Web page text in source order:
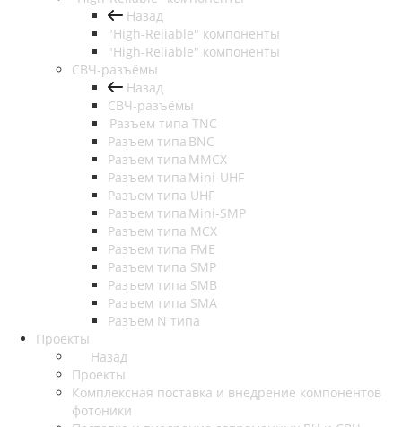
Назад
"High-Reliable" компоненты
"High-Reliable" компоненты
СВЧ-разъёмы
Назад
СВЧ-разъёмы
Разъем типа TNC
Разъем типа BNC
Разъем типа MMCX
Разъем типа Mini-UHF
Разъем типа UHF
Разъем типа Mini-SMP
Разъем типа MCX
Разъем типа FME
Разъем типа SMP
Разъем типа SMB
Разъем типа SMA
Разъем N типа
Проекты
Назад
Проекты
Комплексная поставка и внедрение компонентов
фотоники